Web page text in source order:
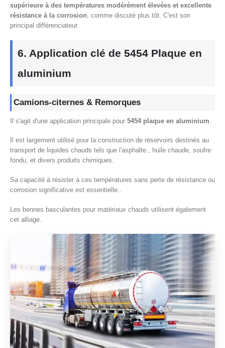
supérieure à des températures modérément élevées et excellente
résistance à la corrosion, comme discuté plus tôt. C'est son
principal différenciateur.
6. Application clé de 5454 Plaque en
aluminium
Camions-citernes & Remorques
Il s'agit d'une application principale pour 5454 plaque en aluminium
Il est largement utilisé pour la construction de réservoirs destinés au
transport de liquides chauds tels que l'asphalte., huile chaude, soufre
fondu, et divers produits chimiques.
Sa capacité à résister à ces températures sans perte de résistance ou
corrosion significative est essentielle..
Les bennes basculantes pour matériaux chauds utilisent également
cet alliage.